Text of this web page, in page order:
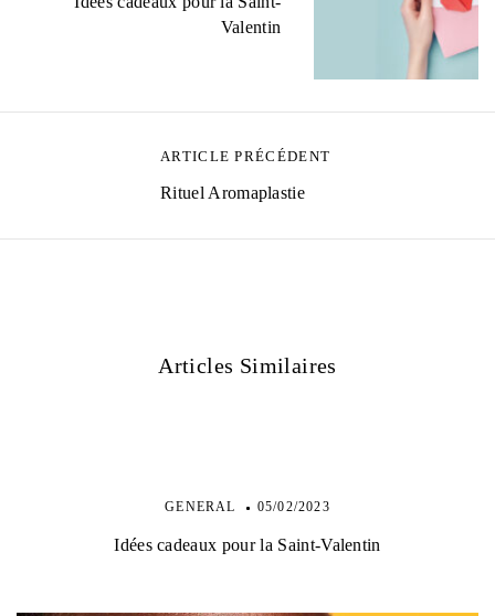
ARTICLE PRÉCÉDENT
Rituel Aromaplastie
Valentin
Articles Similaires
GENERAL 05/02/2023
Idées cadeaux pour la Saint-Valentin